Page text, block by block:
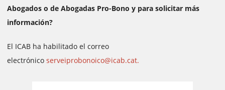
Abogados o de Abogadas Pro-Bono y para solicitar más
información?
El ICAB ha habilitado el correo
electrónico serveiprobonoico@icab.cat.